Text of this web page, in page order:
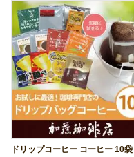
ドリップコーヒー コーヒー 10袋